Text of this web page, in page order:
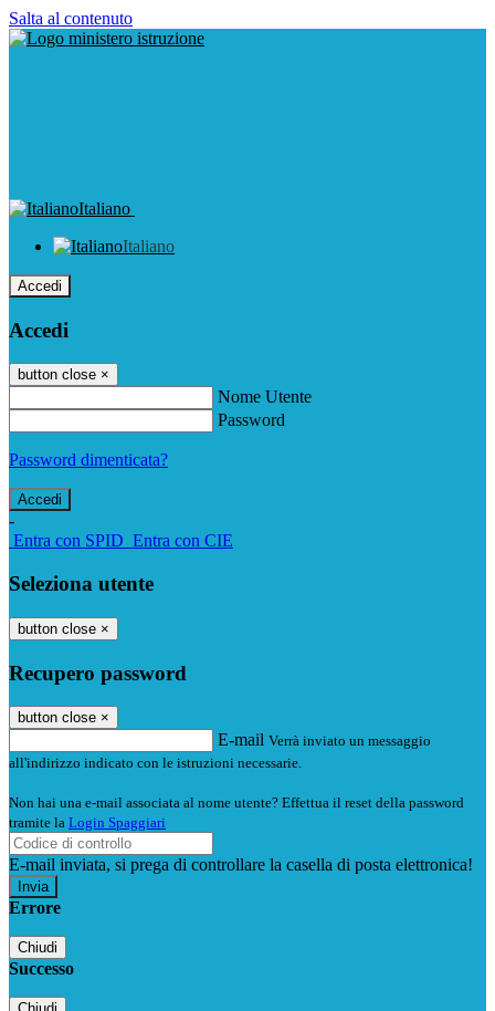
Salta al contenuto
Italiano
Italiano
Accedi
Accedi
button close ×
Nome Utente
Password
Password dimenticata?
-
Entra con SPID Entra con CIE
Seleziona utente
button close ×
Recupero password
button close ×
E-mail Verrà inviato un messaggio
all'indirizzo indicato con le istruzioni necessarie.
Non hai una e-mail associata al nome utente? Effettua il reset della password
tramite la Login Spaggiari
E-mail inviata, si prega di controllare la casella di posta elettronica!
Errore
Chiudi
Successo